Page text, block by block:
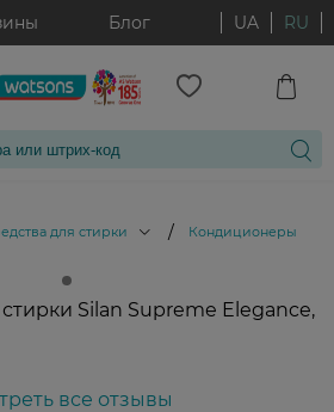
Блог UA RU
для стирки / Кондиционеры и
Silan Supreme Elegance,
все отзывы